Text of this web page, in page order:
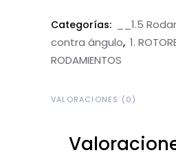
Categorías:
__1.5
contra ángulo, 1.
RODAMIENTOS
VALORACIONES (0)